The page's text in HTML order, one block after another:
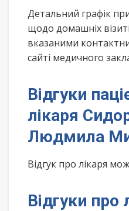
Детальний графік
щодо домашніх
вказаними
сайті медичного
Відгуки
лікаря
Людмила
Відгук про лікаря
Відгуки про